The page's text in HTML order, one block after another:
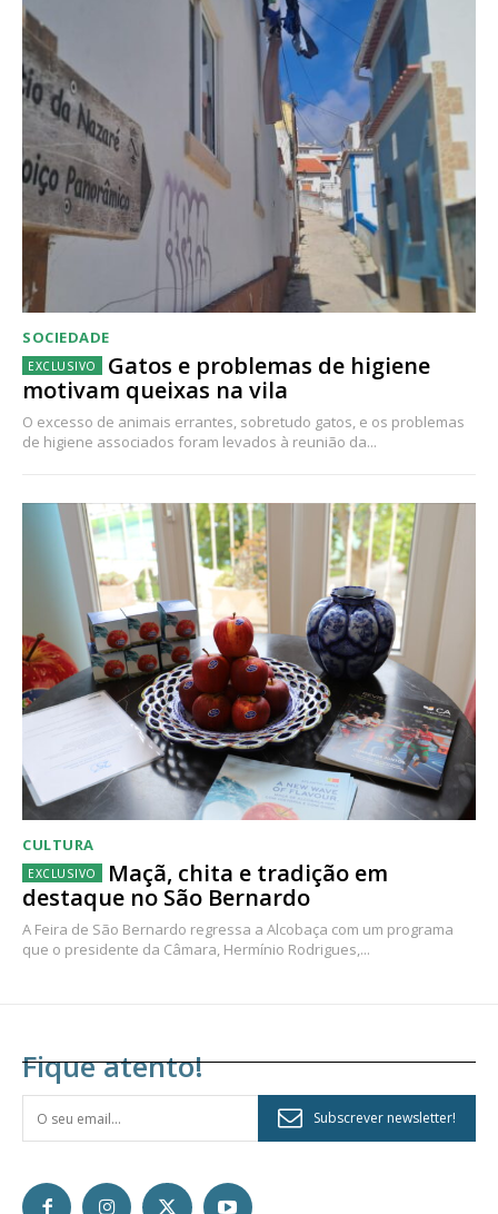
SOCIEDADE
Gatos e problemas de higiene
motivam queixas na vila
O excesso de animais errantes, sobretudo gatos, e os problemas
de higiene associados foram levados à reunião da...
CULTURA
Maçã, chita e tradição em
destaque no São Bernardo
A Feira de São Bernardo regressa a Alcobaça com um programa
que o presidente da Câmara, Hermínio Rodrigues,...
Fique atento!
Subscrever newsletter!